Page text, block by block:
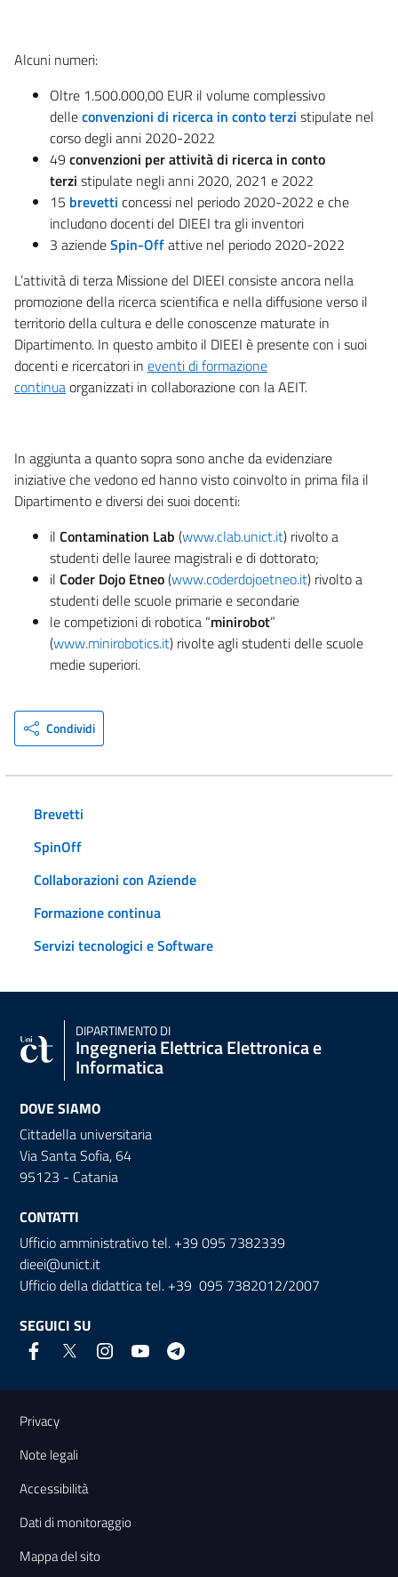
Alcuni numeri:
Oltre 1.500.000,00 EUR il volume complessivo
delleconvenzioni di ricerca in conto terzi stipulate nel
corso degli anni 2020-2022
49 convenzioni per attività di ricerca in conto
terzi stipulate negli anni 2020, 2021 e 2022
15 brevetti concessi nel periodo 2020-2022 e che
includono docenti del DIEEI tra gli inventori
3 aziendeSpin-Offattive nel periodo 2020-2022
L’attività di terza Missione del DIEEI consiste ancora nella
promozione della ricerca scientifica e nella diffusione verso il
territorio della cultura e delle conoscenze maturate in
Dipartimento. In questo ambito il DIEEI è presente con i suoi
docenti e ricercatori in eventi di formazione
continuaorganizzati in collaborazione con la AEIT.
In aggiunta a quanto sopra sono anche da evidenziare
iniziative che vedono ed hanno visto coinvolto in prima fila il
Dipartimento e diversi dei suoi docenti:
il Contamination Lab (www.clab.unict.it) rivolto a
studenti delle lauree magistrali e di dottorato;
il Coder Dojo Etneo(www.coderdojoetneo.it) rivolto a
studenti delle scuole primarie e secondarie
le competizioni di robotica “minirobot”
(www.minirobotics.it) rivolte agli studenti delle scuole
medie superiori.
Condividi
Brevetti
SpinOff
Collaborazioni con Aziende
Formazione continua
Servizi tecnologici e Software
DIPARTIMENTO DI
Ingegneria Elettrica Elettronica e
Informatica
DOVE SIAMO
Cittadella universitaria
Via Santa Sofia, 64
95123 - Catania
CONTATTI
Ufficio amministrativo tel. +39 095 7382339
dieei@unict.it
Ufficio della didattica tel. +39 095 7382012/2007
SEGUICI SU
Link e informazioni utili
Privacy
Note legali
Accessibilità
Dati di monitoraggio
Mappa del sito